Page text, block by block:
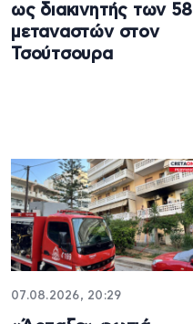
ως διακινητής των 58
μεταναστών στον
Τσούτσουρα
07.08.2026, 20:29